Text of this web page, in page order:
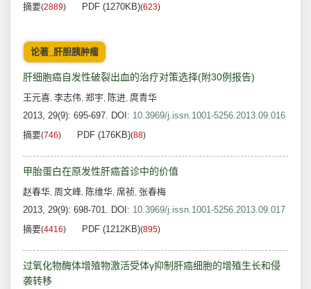
摘要(2889) PDF (1270KB)(623)
论著_肝胆胰肿瘤
肝细胞癌自发性破裂出血的治疗对策选择(附30例报告)
王元喜, 李志伟, 郑宇, 陈进, 庹青华
2013, 29(9): 695-697. DOI: 10.3969/j.issn.1001-5256.2013.09.016
摘要(746) PDF (176KB)(88)
甲胎蛋白在原发性肝癌首诊中的价值
赵春华, 周文峰, 陈维华, 席祯, 张春梅
2013, 29(9): 698-701. DOI: 10.3969/j.issn.1001-5256.2013.09.017
摘要(4416) PDF (1212KB)(895)
过氧化物酶体增殖物激活受体γ抑制肝癌细胞的增殖生长和侵
袭转移